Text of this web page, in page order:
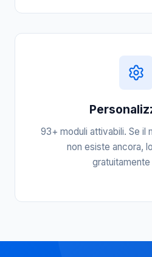
93+ moduli attivabili. Se il
non esiste ancora,